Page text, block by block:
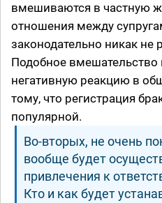
вмешиваются в частную
отношения между
законодательно никак не
Подобное
негативную реакцию в
тому, что регистрация
популярной.
Во-вторых, не очень
вообще будет
привлечения к
Кто и как будет